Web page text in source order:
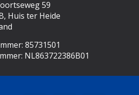
59
Huis ter Heide
85731501
NL863722386B01